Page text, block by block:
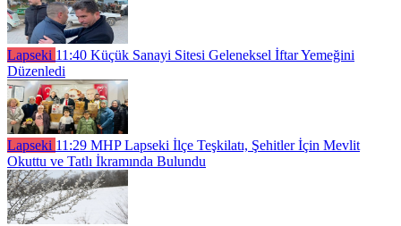
Lapseki 11:40 Küçük Sanayi Sitesi Geleneksel İftar Yemeğini
Düzenledi
Lapseki 11:29 MHP Lapseki İlçe Teşkilatı, Şehitler İçin Mevlit
Okuttu ve Tatlı İkramında Bulundu